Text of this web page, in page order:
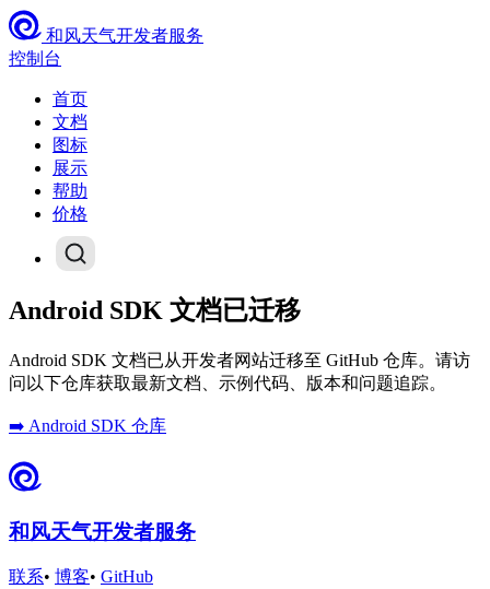
和风天气开发者服务
控制台
首页
文档
图标
展示
帮助
价格
Android SDK 文档已迁移
Android SDK 文档已从开发者网站迁移至 GitHub 仓库。请访
问以下仓库获取最新文档、示例代码、版本和问题追踪。
➡️ Android SDK 仓库
和风天气开发者服务
联系• 博客• GitHub